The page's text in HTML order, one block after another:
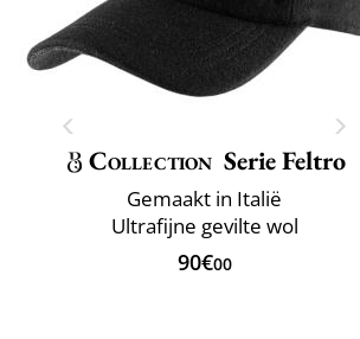
Collection Serie Feltro
Gemaakt in Italië
Ultrafijne gevilte wol
90€00